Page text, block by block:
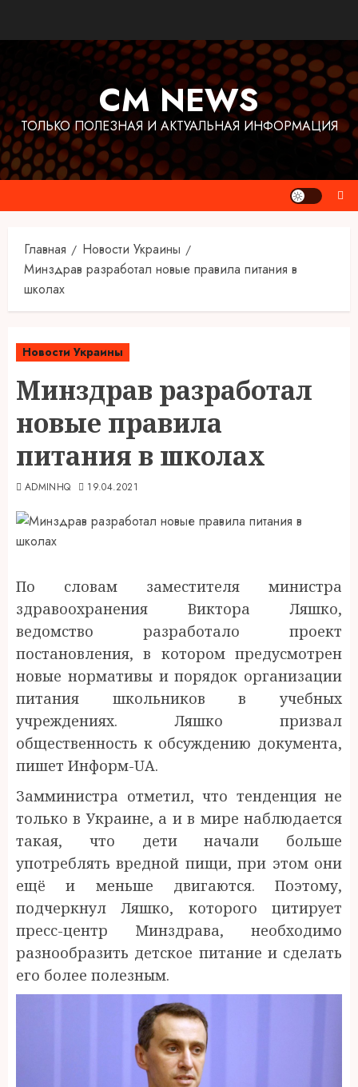
содержимому
CM NEWS
ТОЛЬКО ПОЛЕЗНАЯ И АКТУАЛЬНАЯ ИНФОРМАЦИЯ
Главная
Новости Украины
Минздрав разработал новые правила питания в
школах
Новости Украины
Минздрав разработал
новые правила
питания в школах
ADMINHQ 19.04.2021
По словам заместителя министра
здравоохранения Виктора Ляшко,
ведомство разработало проект
постановления, в котором предусмотрен
новые нормативы и порядок организации
питания школьников в учебных
учреждениях. Ляшко призвал
общественность к обсуждению документа,
пишет Информ-UA.
Замминистра отметил, что тенденция не
только в Украине, а и в мире наблюдается
такая, что дети начали больше
употреблять вредной пищи, при этом они
ещё и меньше двигаются. Поэтому,
подчеркнул Ляшко, которого цитирует
пресс-центр Минздрава, необходимо
разнообразить детское питание и сделать
его более полезным.